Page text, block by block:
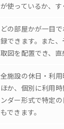
が使っているか、す
どの部屋かが一目
録できます。また
取図を配置でき、直
全施設の休日・利
ほか、個別に利用
ンダー形式で特定
もできます。